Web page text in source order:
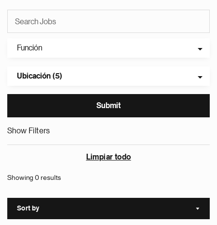
Función
Ubicación (5)
Show Filters
Limpiar todo
Showing 0 results
Sort by Sort